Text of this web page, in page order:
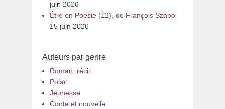
juin 2026
Être en Poésie (12), de François Szabó
15 juin 2026
Auteurs par genre
Roman, récit
Polar
Jeunesse
Conte et nouvelle